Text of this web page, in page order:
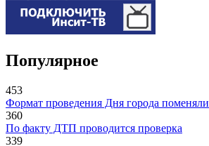
Популярное
453
Формат проведения Дня города поменяли
360
По факту ДТП проводится проверка
339